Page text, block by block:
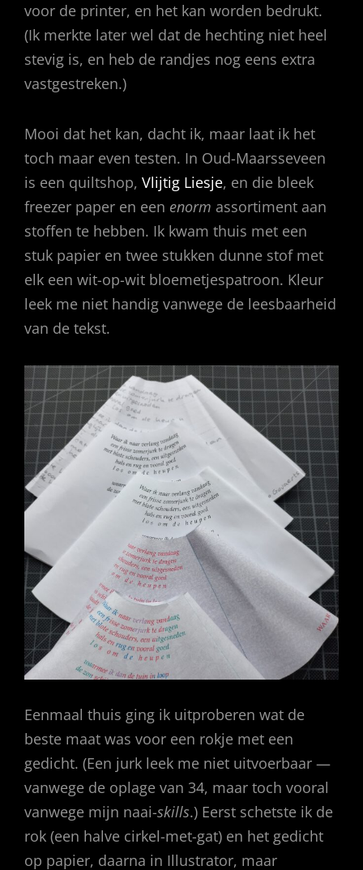
voor de printer, en het kan worden bedrukt.
(Ik merkte later wel dat de hechting niet heel
stevig is, en heb de randjes nog eens extra
vastgestreken.)
Mooi dat het kan, dacht ik, maar laat ik het
toch maar even testen. In Oud-Maarsseveen
is een quiltshop, Vlijtig Liesje, en die bleek
freezer paper en een enorm assortiment aan
stoffen te hebben. Ik kwam thuis met een
stuk papier en twee stukken dunne stof met
elk een wit-op-wit bloemetjespatroon. Kleur
leek me niet handig vanwege de leesbaarheid
van de tekst.
Eenmaal thuis ging ik uitproberen wat de
beste maat was voor een rokje met een
gedicht. (Een jurk leek me niet uitvoerbaar —
vanwege de oplage van 34, maar toch vooral
vanwege mijn naai-skills.) Eerst schetste ik de
rok (een halve cirkel-met-gat) en het gedicht
op papier, daarna in Illustrator, maar